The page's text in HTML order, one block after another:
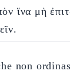
ἵνα μὴ
non